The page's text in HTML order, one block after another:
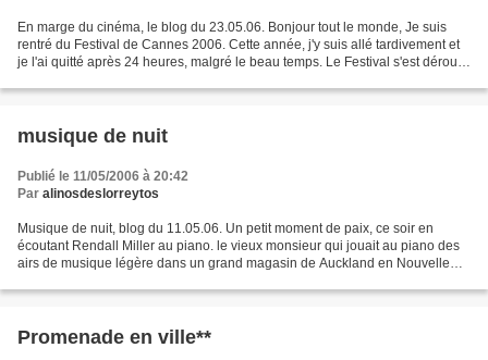
En marge du cinéma, le blog du 23.05.06. Bonjour tout le monde, Je suis
rentré du Festival de Cannes 2006. Cette année, j'y suis allé tardivement et
je l'ai quitté après 24 heures, malgré le beau temps. Le Festival s'est déroulé
musique de nuit
Publié le 11/05/2006 à 20:42
Par alinosdeslorreytos
Musique de nuit, blog du 11.05.06. Un petit moment de paix, ce soir en
écoutant Rendall Miller au piano. le vieux monsieur qui jouait au piano des
airs de musique légère dans un grand magasin de Auckland en Nouvelle
Promenade en ville**